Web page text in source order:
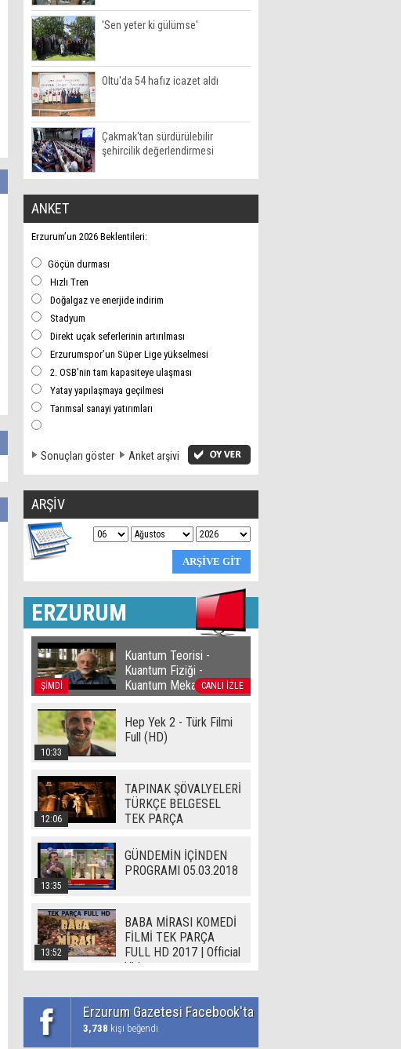
'Sen yeter ki gülümse'
Oltu'da 54 hafız icazet aldı
Çakmak'tan sürdürülebilir
şehircilik değerlendirmesi
ANKET
Erzurum’un 2026 Beklentileri:
Göçün durması
Hızlı Tren
Doğalgaz ve enerjide indirim
Stadyum
Direkt uçak seferlerinin artırılması
Erzurumspor’un Süper Lige yükselmesi
2. OSB’nin tam kapasiteye ulaşması
Yatay yapılaşmaya geçilmesi
Tarımsal sanayi yatırımları
Sonuçları göster Anket arşivi
ARŞİV
ERZURUM
ŞİMDİ CANLI İZLE
Kuantum Teorisi -
Kuantum Fiziği -
Kuantum Mekaniği
10:33
Hep Yek 2 - Türk Filmi
Full (HD)
12:06
TAPINAK ŞÖVALYELERİ
TÜRKÇE BELGESEL
TEK PARÇA
13:35
GÜNDEMİN İÇİNDEN
PROGRAMI 05.03.2018
13:52
BABA MİRASI KOMEDİ
FİLMİ TEK PARÇA
FULL HD 2017 | Official
Video
Erzurum Gazetesi Facebook'ta
3,738 kişi beğendi